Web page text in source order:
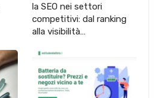
la SEO nei settori
competitivi: dal ranking
alla visibilità…